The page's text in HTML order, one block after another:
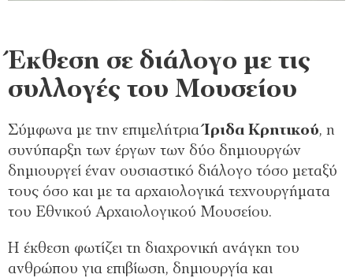
Έκθεση σε διάλογο με τις
συλλογές του Μουσείου
Σύμφωνα με την επιμελήτριαΊριδα Κρητικού, η
συνύπαρξη των έργων των δύο δημιουργών
δημιουργεί έναν ουσιαστικό διάλογο τόσο μεταξύ
τους όσο και με τα αρχαιολογικά τεχνουργήματα
του Εθνικού Αρχαιολογικού Μουσείου.
Η έκθεση φωτίζει τη διαχρονική ανάγκη του
ανθρώπου για επιβίωση, δημιουργία και